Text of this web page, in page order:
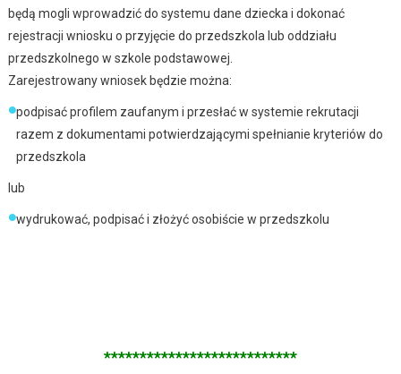
będą mogli wprowadzić do systemu dane dziecka i dokonać
rejestracji wniosku o przyjęcie do przedszkola lub oddziału
przedszkolnego w szkole podstawowej.
Zarejestrowany wniosek będzie można:
podpisać profilem zaufanym i przesłać w systemie rekrutacji
razem z dokumentami potwierdzającymi spełnianie kryteriów do
przedszkola
lub
wydrukować, podpisać i złożyć osobiście w przedszkolu
***************************